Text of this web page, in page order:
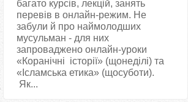
багато курсів, лекцій, занять
перевів в онлайн-режим. Не
забули й про наймолодших
мусульман - для них
запроваджено онлайн-уроки
«Коранічні історії» (щонеділі) та
«Ісламська етика» (щосуботи).
Як...